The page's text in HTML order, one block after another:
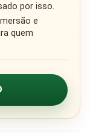
por isso.
e
quem